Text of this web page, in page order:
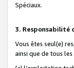
Spéciaux.
3. Responsabilité
Vous êtes seul(e)
ainsi que de tous